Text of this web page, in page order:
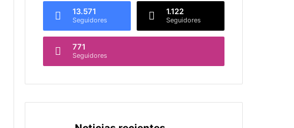
13.571
Seguidores
1.122
Seguidores
771
Seguidores